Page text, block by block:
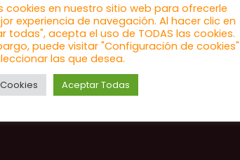
cookies en nuestro sitio web para ofrecerle
experiencia de navegación. Al hacer clic en
todas", acepta el uso de TODAS las cookies.
puede visitar "Configuración de cookies"
las que desea.
Aceptar Todas